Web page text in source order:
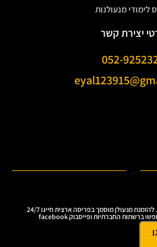
לימודי מנעולנות
יצירת קשר
052-
.
Ⓒ כל הזכויות שמורות eyalock. להזמנת מנעולן מוסמך בפריסה ארצית חייגו 24/7